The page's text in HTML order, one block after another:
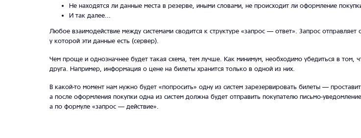
Не находятся ли данные места в резерве, иными словами, не происходит ли оформление
И так далее...
Любое взаимодействие между системами сводится к структуре «запрос — ответ». Запрос
у которой эти данные есть (сервер).
Чем проще и однозначнее будет такая схема, тем лучше. Как минимум, необходимо убедиться в том,
друга. Например, информация о цене на билеты хранится только в одной из них.
В какой-то момент нам нужно будет «попросить» одну из систем зарезервировать билеты —
а после оформления покупки одна из систем должна будет отправить покупателю письмо-
а по формуле «запрос — действие».